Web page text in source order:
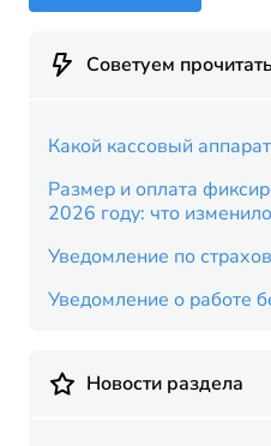
Советуем прочитать
Какой кассовый
Размер и оплата
2026 году: что
Уведомление по
Уведомление о работе
Новости раздела